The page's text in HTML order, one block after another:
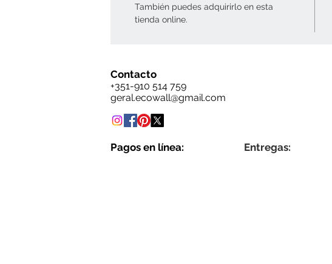
También puedes adquirirlo en esta
tienda online.
Contacto
+351-910 514 759
geral.ecowall@gmail.com
Pagos en línea: Entregas: